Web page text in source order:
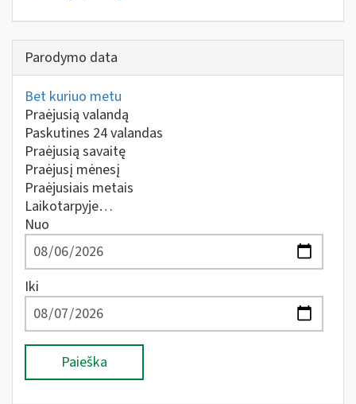
Parodymo data
Bet kuriuo metu
Praėjusią valandą
Paskutines 24 valandas
Praėjusią savaitę
Praėjusį mėnesį
Praėjusiais metais
Laikotarpyje…
Nuo
Iki
Paieška